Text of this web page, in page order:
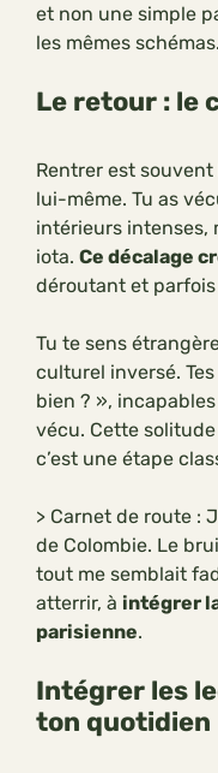
et non une simple
les mêmes schémas.
Le retour : le
Rentrer est
lui-même. Tu as
intérieurs intenses,
iota. Ce décalage
déroutant et
Tu te sens
culturel inversé.
bien ? »,
vécu. Cette
c’est une étape
> Carnet de route :
de Colombie. Le
tout me semblait
atterrir, à intégrer
parisienne.
Intégrer les
ton quotidien